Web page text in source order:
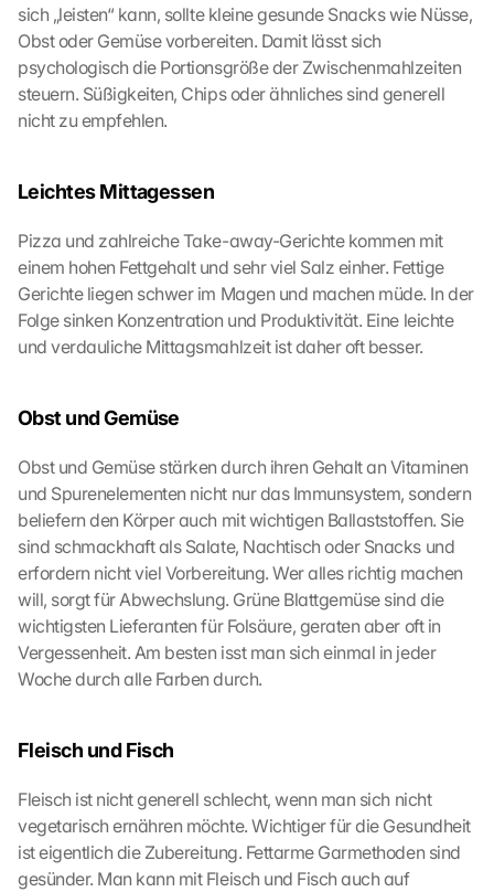
sich „leisten“ kann, sollte kleine gesunde Snacks wie Nüsse,
Obst oder Gemüse vorbereiten. Damit lässt sich
psychologisch die Portionsgröße der Zwischenmahlzeiten
steuern. Süßigkeiten, Chips oder ähnliches sind generell
nicht zu empfehlen.
Leichtes Mittagessen
Pizza und zahlreiche Take-away-Gerichte kommen mit
einem hohen Fettgehalt und sehr viel Salz einher. Fettige
Gerichte liegen schwer im Magen und machen müde. In der
Folge sinken Konzentration und Produktivität. Eine leichte
und verdauliche Mittagsmahlzeit ist daher oft besser.
Obst und Gemüse
Obst und Gemüse stärken durch ihren Gehalt an Vitaminen
und Spurenelementen nicht nur das Immunsystem, sondern
beliefern den Körper auch mit wichtigen Ballaststoffen. Sie
sind schmackhaft als Salate, Nachtisch oder Snacks und
erfordern nicht viel Vorbereitung. Wer alles richtig machen
will, sorgt für Abwechslung. Grüne Blattgemüse sind die
wichtigsten Lieferanten für Folsäure, geraten aber oft in
Vergessenheit. Am besten isst man sich einmal in jeder
Woche durch alle Farben durch.
Fleisch und Fisch
Fleisch ist nicht generell schlecht, wenn man sich nicht
vegetarisch ernähren möchte. Wichtiger für die Gesundheit
ist eigentlich die Zubereitung. Fettarme Garmethoden sind
gesünder. Man kann mit Fleisch und Fisch auch auf
M
a
p
s
-
r
e
u
.
D
a
e
r
d
n
D
a
t
e
n
G
l
e
ü